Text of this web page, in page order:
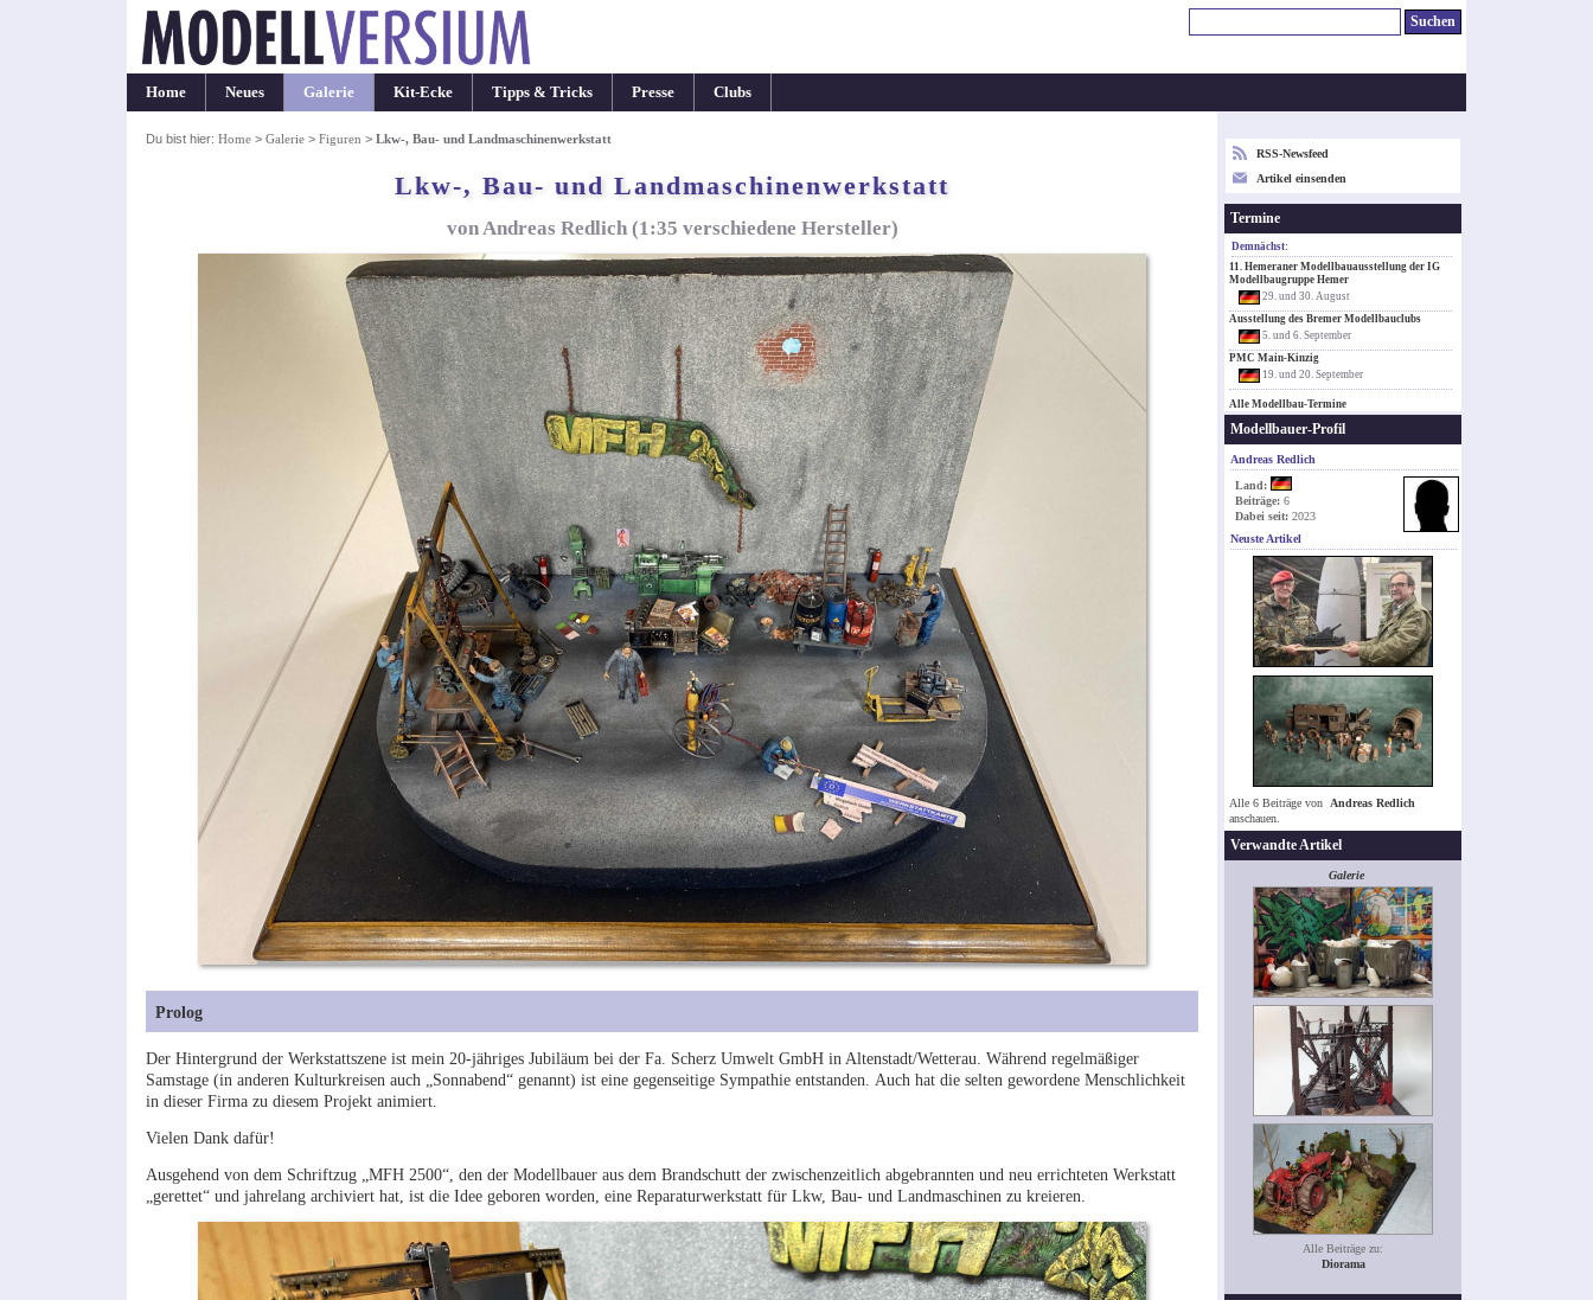
Home Neues Galerie Kit-Ecke Tipps & Tricks Presse Clubs
Du bist hier: Home> Galerie> Figuren > Lkw-, Bau- und Landmaschinenwerkstatt
Lkw-, Bau- und Landmaschinenwerkstatt
von Andreas Redlich (1:35 verschiedene Hersteller)
Prolog
Der Hintergrund der Werkstattszene ist mein 20-jähriges Jubiläum bei der Fa. Scherz Umwelt GmbH in Altenstadt/Wetterau. Während regelmäßiger
Samstage (in anderen Kulturkreisen auch „Sonnabend“ genannt) ist eine gegenseitige Sympathie entstanden. Auch hat die selten gewordene Menschlichkeit
in dieser Firma zu diesem Projekt animiert.
Vielen Dank dafür!
Ausgehend von dem Schriftzug „MFH 2500“, den der Modellbauer aus dem Brandschutt der zwischenzeitlich abgebrannten und neu errichteten Werkstatt
„gerettet“ und jahrelang archiviert hat, ist die Idee geboren worden, eine Reparaturwerkstatt für Lkw, Bau- und Landmaschinen zu kreieren.
RSS-Newsfeed
Artikel einsenden
Termine
Demnächst:
11. Hemeraner Modellbauausstellung der IG
Modellbaugruppe Hemer
29. und 30. August
Ausstellung des Bremer Modellbauclubs
5. und 6. September
PMC Main-Kinzig
19. und 20. September
Alle Modellbau-Termine
Modellbauer-Profil
Andreas Redlich
Land:
Beiträge: 6
Dabei seit: 2023
Neuste Artikel
Alle 6 Beiträge von Andreas Redlich
anschauen.
Verwandte Artikel
Galerie
Alle Beiträge zu:
Diorama